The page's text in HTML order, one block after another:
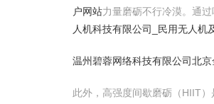
户网站力量磨砺不行冷漠。通
人机科技有限公司_民用无人机
温州碧蓉网络科技有限公司北京
此外，高强度间歇磨砺（HIIT